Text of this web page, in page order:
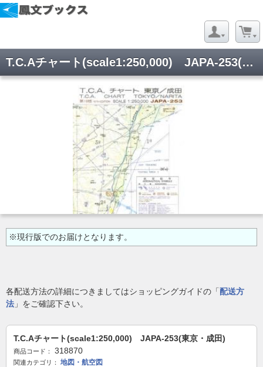
T.C.Aチャート(scale1:250,000) JAPA-253(東京・成田)
※現行版でのお届けとなります。
各配送方法の詳細につきましてはショッピングガイドの「配送方
法 」をご確認下さい。
T.C.Aチャート(scale1:250,000) JAPA-253(東京・成田)
商品コード： 318870
関連カテゴリ： 地図・航空図